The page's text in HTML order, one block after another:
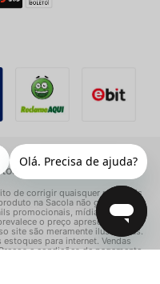
de corrigir quaisquer possíveis
na Sacola não garante seu
promocionais, mídias sociais e
o preço apresentado na
site são meramente ilustrativas.
para internet. Vendas
e condições de pagamento